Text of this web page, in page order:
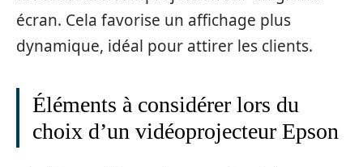
écran. Cela favorise un affichage plus
dynamique, idéal pour attirer les clients.
Éléments à considérer lors du
choix d’un vidéoprojecteur Epson